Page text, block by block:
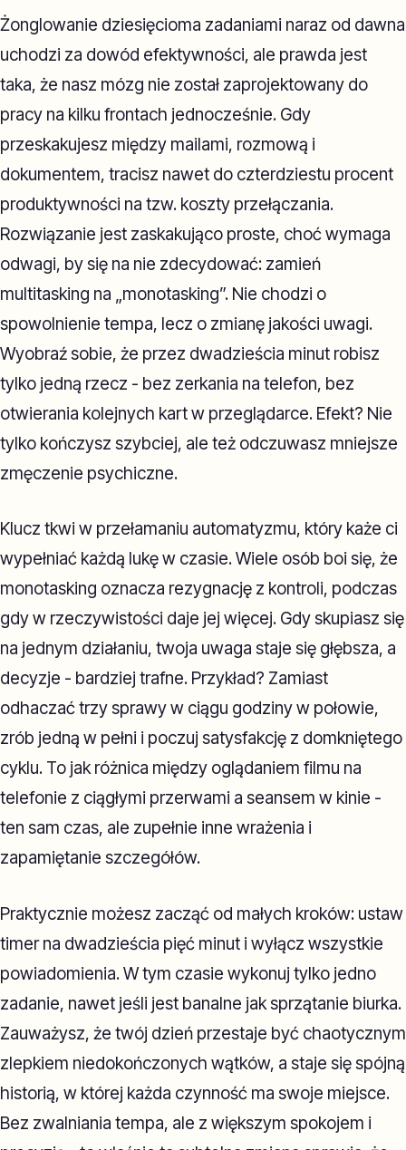
Żonglowanie dziesięcioma zadaniami naraz od dawna
uchodzi za dowód efektywności, ale prawda jest
taka, że nasz mózg nie został zaprojektowany do
pracy na kilku frontach jednocześnie. Gdy
przeskakujesz między mailami, rozmową i
dokumentem, tracisz nawet do czterdziestu procent
produktywności na tzw. koszty przełączania.
Rozwiązanie jest zaskakująco proste, choć wymaga
odwagi, by się na nie zdecydować: zamień
multitasking na „monotasking”. Nie chodzi o
spowolnienie tempa, lecz o zmianę jakości uwagi.
Wyobraź sobie, że przez dwadzieścia minut robisz
tylko jedną rzecz - bez zerkania na telefon, bez
otwierania kolejnych kart w przeglądarce. Efekt? Nie
tylko kończysz szybciej, ale też odczuwasz mniejsze
zmęczenie psychiczne.
Klucz tkwi w przełamaniu automatyzmu, który każe ci
wypełniać każdą lukę w czasie. Wiele osób boi się, że
monotasking oznacza rezygnację z kontroli, podczas
gdy w rzeczywistości daje jej więcej. Gdy skupiasz się
na jednym działaniu, twoja uwaga staje się głębsza, a
decyzje - bardziej trafne. Przykład? Zamiast
odhaczać trzy sprawy w ciągu godziny w połowie,
zrób jedną w pełni i poczuj satysfakcję z domkniętego
cyklu. To jak różnica między oglądaniem filmu na
telefonie z ciągłymi przerwami a seansem w kinie -
ten sam czas, ale zupełnie inne wrażenia i
zapamiętanie szczegółów.
Praktycznie możesz zacząć od małych kroków: ustaw
timer na dwadzieścia pięć minut i wyłącz wszystkie
powiadomienia. W tym czasie wykonuj tylko jedno
zadanie, nawet jeśli jest banalne jak sprzątanie biurka.
Zauważysz, że twój dzień przestaje być chaotycznym
zlepkiem niedokończonych wątków, a staje się spójną
historią, w której każda czynność ma swoje miejsce.
Bez zwalniania tempa, ale z większym spokojem i